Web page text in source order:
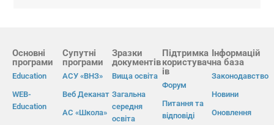
Основні
програми
Education
WEB-
Education
Супутні
програми
АСУ «ВНЗ»
Веб Деканат
АС «Школа»
Зразки
документів
Вища освіта
Загальна
середня
освіта
Підтримка
користувач
ів
Форум
Питання та
відповіді
Інформацій
на база
Законодавство
Новини
Оновлення